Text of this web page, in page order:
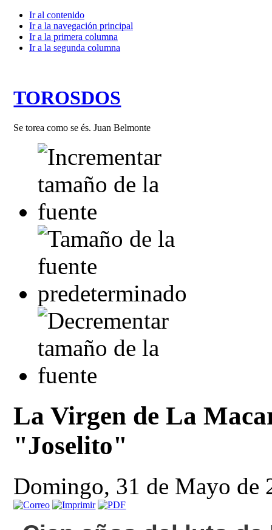
Ir al contenido
Ir a la navegación principal
Ir a la primera columna
Ir a la segunda columna
TOROSDOS
Se torea como se és. Juan Belmonte
La Virgen de La
"Joselito"
Domingo, 31 de Mayo de